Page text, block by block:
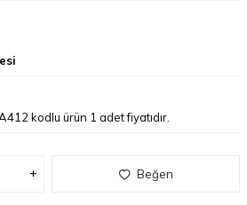
kodlu ürün 1 adet fiyatıdır.
Beğen